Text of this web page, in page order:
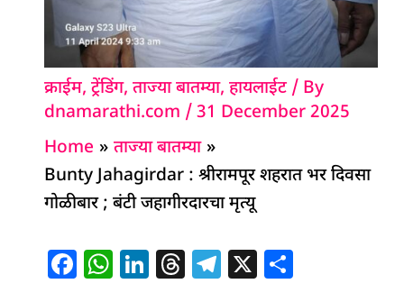
क्राईम,ट्रेंडिंग,ताज्या बातम्या,हायलाईट/ By
dnamarathi.com /31 December 2025
Home
ताज्या बातम्या
Bunty Jahagirdar : श्रीरामपूर शहरात भर दिवसा
गोळीबार ; बंटी जहागीरदारचा मृत्यू
F W Li T T X